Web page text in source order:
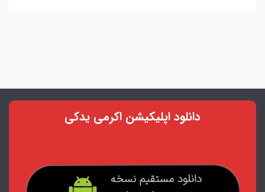
دانلود اپلیکیشن اکرمی یدکی